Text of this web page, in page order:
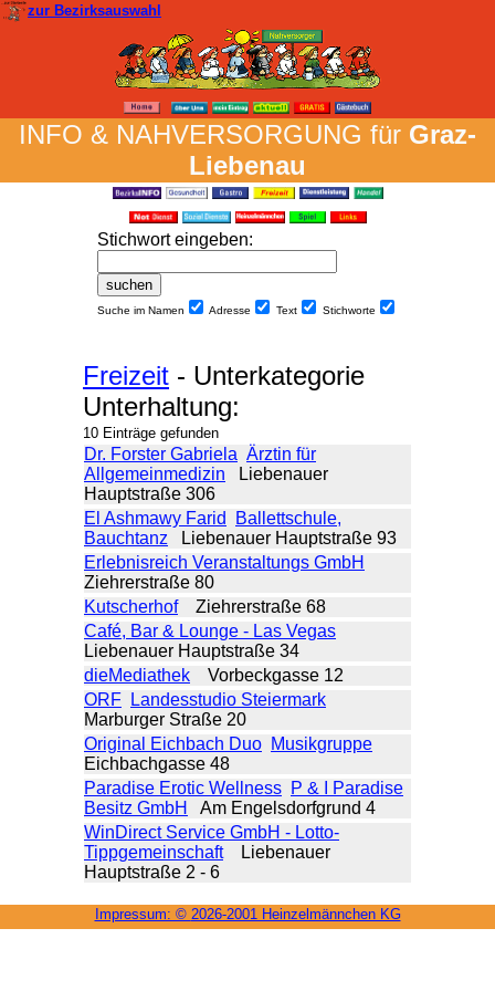
zur Bezirksauswahl
INFO & NAH­VER­SORG­UNG für Graz-
Liebenau
Stich­wort ein­geben:
Suche im Namen Adresse Text Stich­worte
Freizeit - Unterkategorie
Unterhaltung:
10 Einträge gefunden
Dr. Forster Gabriela Ärztin für
Allgemeinmedizin Liebenauer
Hauptstraße 306
El Ashmawy Farid
Ballettschule,
Bauchtanz Liebenauer Hauptstraße 93
Erlebnisreich Veranstaltungs GmbH
Ziehrerstraße 80
Kutscherhof
Ziehrerstraße 68
Café, Bar & Lounge - Las Vegas
Liebenauer Hauptstraße 34
dieMediathek
Vorbeckgasse 12
ORF
Landesstudio Steiermark
Marburger Straße 20
Original Eichbach Duo Musikgruppe
Eichbachgasse 48
Paradise Erotic Wellness P & I Paradise
Besitz GmbH
Am Engelsdorfgrund 4
WinDirect Service GmbH - Lotto-
Tippgemeinschaft
Liebenauer
Hauptstraße 2 - 6
Impressum: © 2026-2001 Heinzel­männchen KG